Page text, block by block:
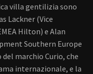
villa gentilizia sono
Lackner (Vice
Hilton) e Alan
Southern Europe
marchio Curio, che
internazionale, e la